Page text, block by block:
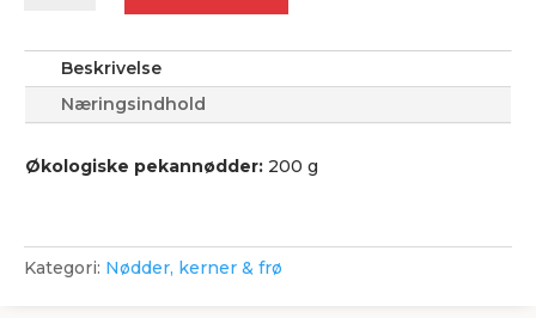
Beskrivelse
Næringsindhold
Økologiske pekannødder: 200 g
Kategori: Nødder, kerner & frø